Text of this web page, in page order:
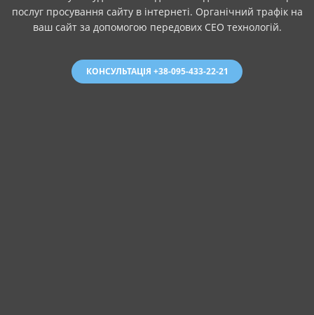
послуг просування сайту в інтернеті. Органічний трафік на
ваш сайт за допомогою передових СЕО технологій.
КОНСУЛЬТАЦІЯ +38-095-433-22-21